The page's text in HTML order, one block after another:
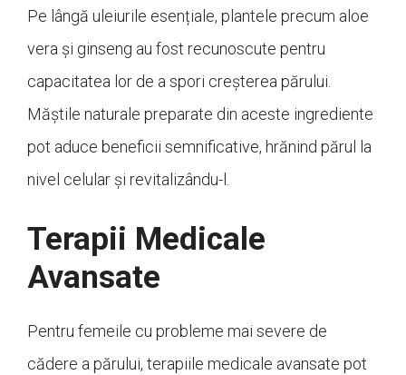
Pe lângă uleiurile esențiale, plantele precum aloe
vera și ginseng au fost recunoscute pentru
capacitatea lor de a spori creșterea părului.
Măștile naturale preparate din aceste ingrediente
pot aduce beneficii semnificative, hrănind părul la
nivel celular și revitalizându-l.
Terapii Medicale
Avansate
Pentru femeile cu probleme mai severe de
cădere a părului, terapiile medicale avansate pot